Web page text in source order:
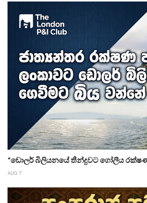
“ඩොලර් බිලියනයේ තීන්දුවට ගෝලීය
AUG 7